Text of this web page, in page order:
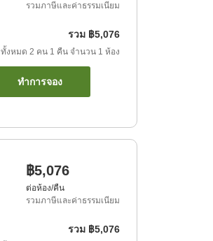
รวมภาษีและค่าธรรมเนียม
รวม ฿5,076
ทั้งหมด 2 คน 1 คืน จำนวน 1 ห้อง
ทำการจอง
฿5,076
ต่อห้อง/คืน
รวมภาษีและค่าธรรมเนียม
รวม ฿5,076